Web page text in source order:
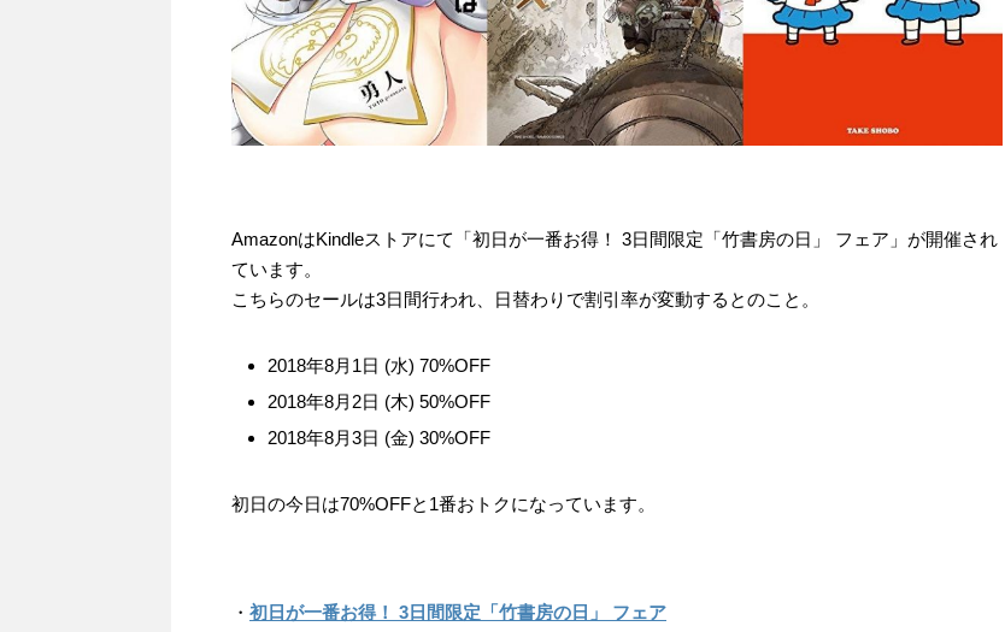
AmazonはKindleストアにて「初日が一番お得！ 3日間限定「竹書房の日」 フェア」が開催され
ています。
こちらのセールは3日間行われ、日替わりで割引率が変動するとのこと。
2018年8月1日 (水) 70%OFF
2018年8月2日 (木) 50%OFF
2018年8月3日 (金) 30%OFF
初日の今日は70%OFFと1番おトクになっています。
・ 初日が一番お得！ 3日間限定「竹書房の日」 フェア